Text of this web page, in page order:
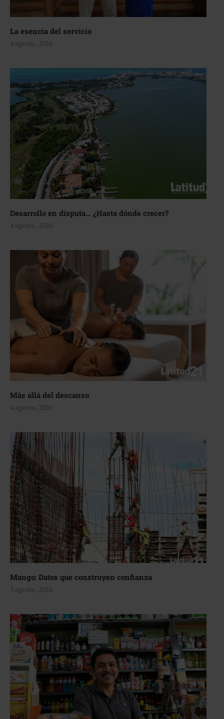
La esencia del servicio
4 agosto, 2026
Desarrollo en disputa… ¿Hasta dónde crecer?
4 agosto, 2026
Más allá del descanso
4 agosto, 2026
Mango: Datos que construyen confianza
3 agosto, 2026